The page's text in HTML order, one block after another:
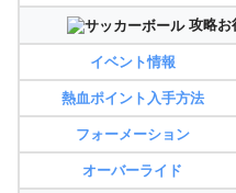
攻略お
イベント情報
熱血ポイント入手方法
フォーメーション
オーバーライド